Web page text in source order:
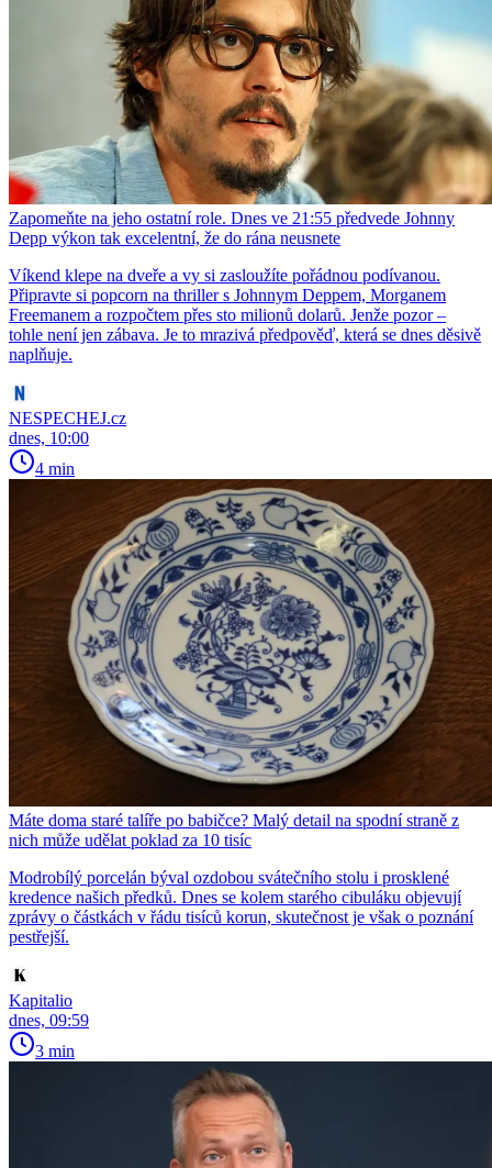
Zapomeňte na jeho ostatní role. Dnes ve 21:55 předvede Johnny
Depp výkon tak excelentní, že do rána neusnete
Víkend klepe na dveře a vy si zasloužíte pořádnou podívanou.
Připravte si popcorn na thriller s Johnnym Deppem, Morganem
Freemanem a rozpočtem přes sto milionů dolarů. Jenže pozor –
tohle není jen zábava. Je to mrazivá předpověď, která se dnes děsivě
naplňuje.
NESPECHEJ.cz
dnes, 10:00
4 min
Máte doma staré talíře po babičce? Malý detail na spodní straně z
nich může udělat poklad za 10 tisíc
Modrobílý porcelán býval ozdobou svátečního stolu i prosklené
kredence našich předků. Dnes se kolem starého cibuláku objevují
zprávy o částkách v řádu tisíců korun, skutečnost je však o poznání
pestřejší.
Kapitalio
dnes, 09:59
3 min